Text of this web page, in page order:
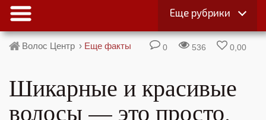
Еще рубрики
Волос Центр › Еще факты 0 536 0,00
Шикарные и красивые
волосы — это просто.